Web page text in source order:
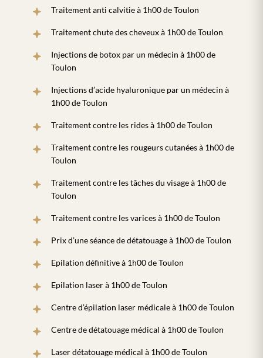
Traitement anti calvitie à 1h00 de Toulon
Traitement chute des cheveux à 1h00 de Toulon
Injections de botox par un médecin à 1h00 de
Toulon
Injections d’acide hyaluronique par un médecin à
1h00 de Toulon
Traitement contre les rides à 1h00 de Toulon
Traitement contre les rougeurs cutanées à 1h00 de
Toulon
Traitement contre les tâches du visage à 1h00 de
Toulon
Traitement contre les varices à 1h00 de Toulon
Prix d’une séance de détatouage à 1h00 de Toulon
Epilation définitive à 1h00 de Toulon
Epilation laser à 1h00 de Toulon
Centre d’épilation laser médicale à 1h00 de Toulon
Centre de détatouage médical à 1h00 de Toulon
Laser détatouage médical à 1h00 de Toulon